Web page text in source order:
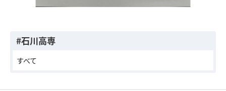
#石川高専
すべて